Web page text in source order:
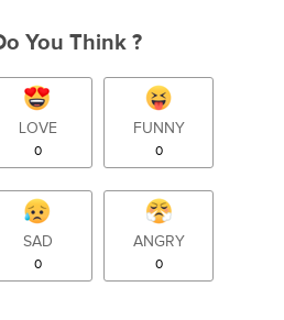
You Think ?
LOVE
0
FUNNY
0
SAD
0
ANGRY
0